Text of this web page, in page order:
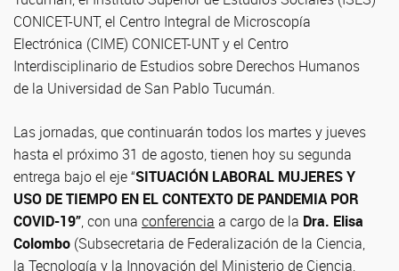
CONICET-UNT, el Centro Integral de Microscopía
Electrónica (CIME) CONICET-UNT y el Centro
Interdisciplinario de Estudios sobre Derechos Humanos
de la Universidad de San Pablo Tucumán.
Las jornadas, que continuarán todos los martes y jueves
hasta el próximo 31 de agosto, tienen hoy su segunda
entrega bajo el eje “SITUACIÓN LABORAL MUJERES Y
USO DE TIEMPO EN EL CONTEXTO DE PANDEMIA POR
COVID-19”, con una conferencia a cargo de la Dra. Elisa
Colombo (Subsecretaria de Federalización de la Ciencia,
la Tecnología y la Innovación del Ministerio de Ciencia,